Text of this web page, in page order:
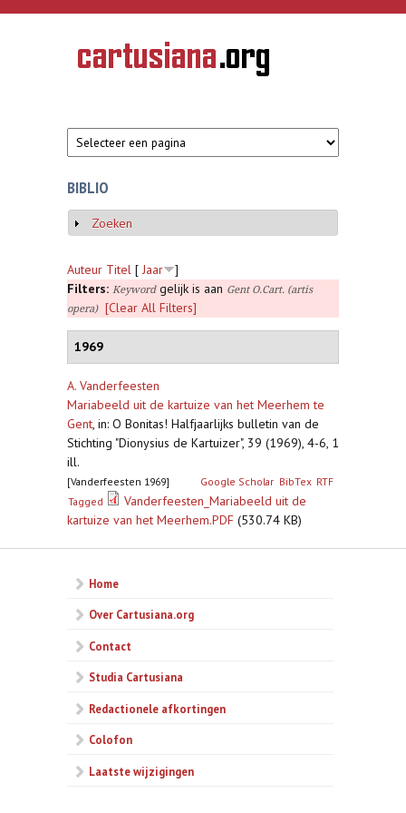
Overslaan en naar de inhoud gaan
CARTUSIANA
Geschiedenis
van de
BIBLIO
Weergeven
Zoeken
Auteur Titel [ Jaar
]
Filters: Keywordgelijk is aan Gent O.Cart. (artis
opera)
[Clear All Filters]
1969
A. Vanderfeesten
Mariabeeld uit de kartuize van het Meerhem te
Gent, in: O Bonitas! Halfjaarlijks bulletin van de
Stichting "Dionysius de Kartuizer", 39 (1969), 4-6, 1
ill.
[Vanderfeesten 1969] Google Scholar BibTex RTF
Tagged
Vanderfeesten_Mariabeeld uit de
kartuize van het Meerhem.PDF (530.74 KB)
Home
Over Cartusiana.org
Contact
Studia Cartusiana
Redactionele afkortingen
Colofon
Laatste wijzigingen